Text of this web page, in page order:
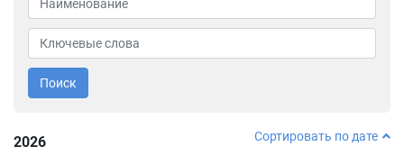
Поиск
2026 Сортировать по дате